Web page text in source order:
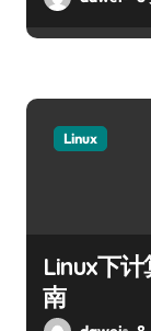
Linux
Linux下
南